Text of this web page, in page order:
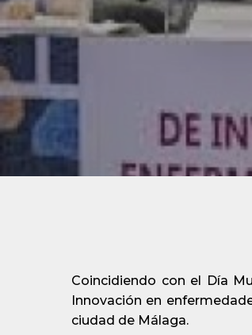
Coincidiendo con el Día
Innovación en
ciudad de Málaga.